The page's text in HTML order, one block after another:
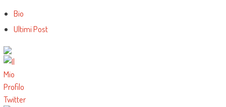
The
following
tabs
change
content
below.
Bio
Ultimi Post